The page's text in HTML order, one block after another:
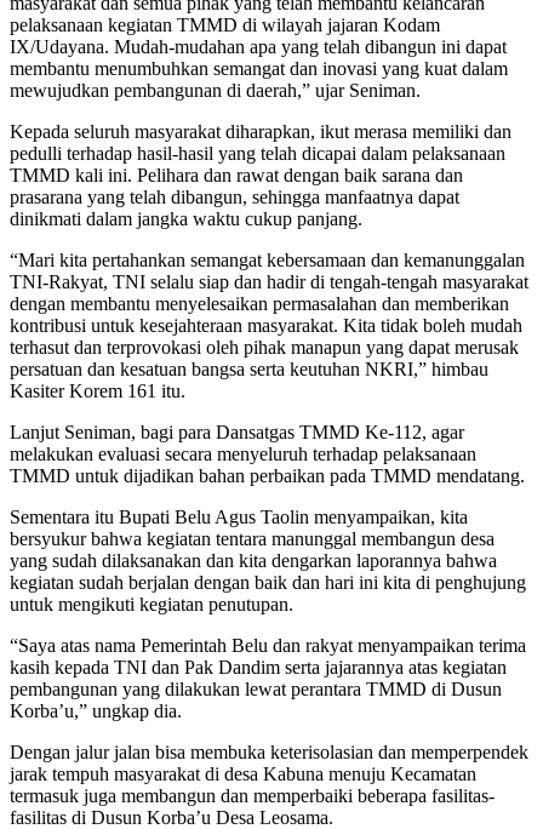
pelaksanaan kegiatan TMMD di wilayah jajaran Kodam
IX/Udayana. Mudah-mudahan apa yang telah dibangun ini dapat
membantu menumbuhkan semangat dan inovasi yang kuat dalam
mewujudkan pembangunan di daerah,” ujar Seniman.
Kepada seluruh masyarakat diharapkan, ikut merasa memiliki dan
pedulli terhadap hasil-hasil yang telah dicapai dalam pelaksanaan
TMMD kali ini. Pelihara dan rawat dengan baik sarana dan
prasarana yang telah dibangun, sehingga manfaatnya dapat
dinikmati dalam jangka waktu cukup panjang.
“Mari kita pertahankan semangat kebersamaan dan kemanunggalan
TNI-Rakyat, TNI selalu siap dan hadir di tengah-tengah masyarakat
dengan membantu menyelesaikan permasalahan dan memberikan
kontribusi untuk kesejahteraan masyarakat. Kita tidak boleh mudah
terhasut dan terprovokasi oleh pihak manapun yang dapat merusak
persatuan dan kesatuan bangsa serta keutuhan NKRI,” himbau
Kasiter Korem 161 itu.
Lanjut Seniman, bagi para Dansatgas TMMD Ke-112, agar
melakukan evaluasi secara menyeluruh terhadap pelaksanaan
TMMD untuk dijadikan bahan perbaikan pada TMMD mendatang.
Sementara itu Bupati Belu Agus Taolin menyampaikan, kita
bersyukur bahwa kegiatan tentara manunggal membangun desa
yang sudah dilaksanakan dan kita dengarkan laporannya bahwa
kegiatan sudah berjalan dengan baik dan hari ini kita di penghujung
untuk mengikuti kegiatan penutupan.
“Saya atas nama Pemerintah Belu dan rakyat menyampaikan terima
kasih kepada TNI dan Pak Dandim serta jajarannya atas kegiatan
pembangunan yang dilakukan lewat perantara TMMD di Dusun
Korba’u,” ungkap dia.
Dengan jalur jalan bisa membuka keterisolasian dan memperpendek
jarak tempuh masyarakat di desa Kabuna menuju Kecamatan
termasuk juga membangun dan memperbaiki beberapa fasilitas-
fasilitas di Dusun Korba’u Desa Leosama.